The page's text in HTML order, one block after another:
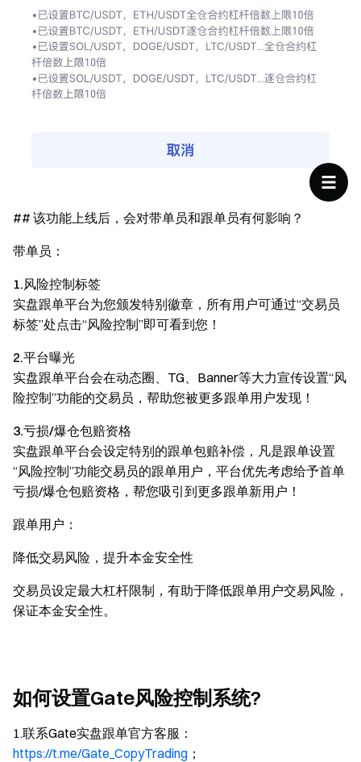
## 该功能上线后，会对带单员和跟单员有何影响？
带单员：
1.风险控制标签
实盘跟单平台为您颁发特别徽章，所有用户可通过“交易员
标签”处点击“风险控制”即可看到您！
2.平台曝光
实盘跟单平台会在动态圈、TG、Banner等大力宣传设置“风
险控制”功能的交易员，帮助您被更多跟单用户发现！
3.亏损/爆仓包赔资格
实盘跟单平台会设定特别的跟单包赔补偿，凡是跟单设置
“风险控制”功能交易员的跟单用户，平台优先考虑给予首单
亏损/爆仓包赔资格，帮您吸引到更多跟单新用户！
跟单用户：
降低交易风险，提升本金安全性
交易员设定最大杠杆限制，有助于降低跟单用户交易风险，
保证本金安全性。
如何设置Gate风险控制系统?
1.联系Gate实盘跟单官方客服：
https://t.me/Gate_CopyTrading ；